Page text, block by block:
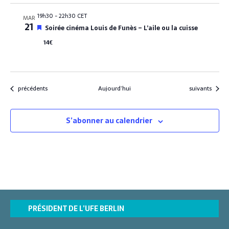
n
a
v
a
t
MAR
21
19h30 -22h30 CET
M
s
a
n
Soirée cinéma Louis de Funès – L’aile ou la cuisse
14€
Évènements
précédents Aujourd’hui Évènements
suivants
S’abonner au calendrier
PRÉSIDENT DE L’UFE BERLIN